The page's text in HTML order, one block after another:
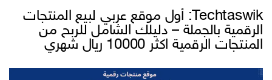
Techtaswik: أول موقع عربي لبيع المنتجات
الرقمية بالجملة – دليلك الشامل للربح من
المنتجات الرقمية اكثر 10000 ريال شهري